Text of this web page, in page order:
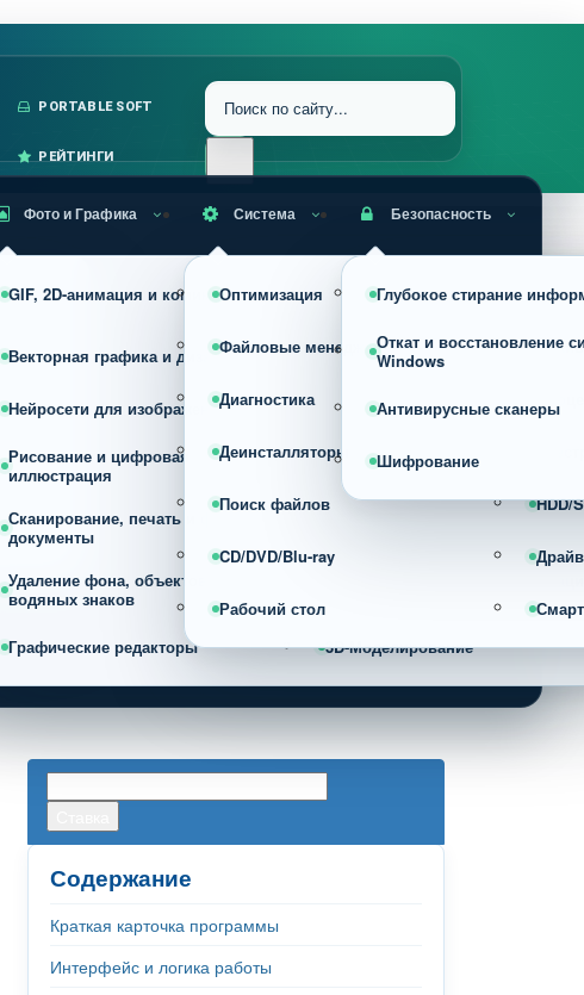
PORTABLE SOFT
РЕЙТИНГИ
Фото и Графика
GIF, 2D-анимация и комиксы
RAW, HDR и профессиональная
обработка фото
Векторная графика и дизайн Конвертеры изображений
Нейросети для изображений Просмотрщики
Рисование и цифровая
иллюстрация
Сжатие, оптимизация и
размера изображений
Сканирование, печать и фото на
документы
Удаление фона, объектов и
водяных знаков
Графические редакторы 3D-Моделирование
Система
Оптимизация
Файловые менеджеры
Диагностика
Деинсталляторы
Поиск файлов HDD/
CD/DVD/Blu-ray
Рабочий стол
Безопасность
Глубокое стирание
Откат и восстановление
Windows
Антивирусные сканеры
Шифрование
Содержание
Краткая карточка программы
Интерфейс и логика работы